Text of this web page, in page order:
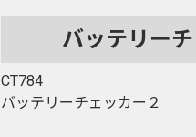
バッテリー
CT784
バッテリーチェッカー２